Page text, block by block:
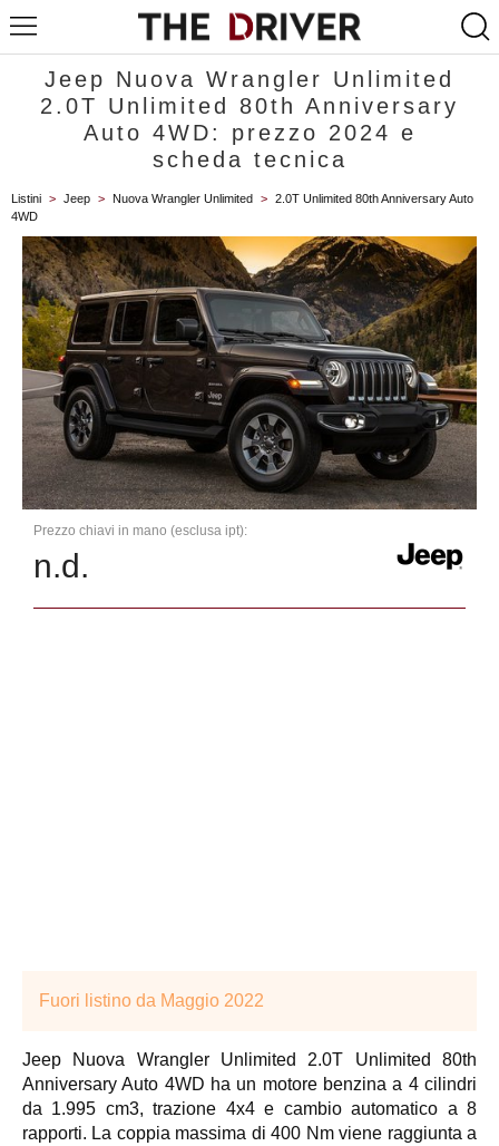
Jeep Nuova Wrangler Unlimited
2.0T Unlimited 80th Anniversary
Auto 4WD: prezzo 2024 e
scheda tecnica
Listini > Jeep > Nuova Wrangler Unlimited > 2.0T Unlimited 80th Anniversary Auto
4WD
Prezzo chiavi in mano (esclusa ipt):
n.d.
Fuori listino da Maggio 2022
Jeep Nuova Wrangler Unlimited 2.0T Unlimited 80th
Anniversary Auto 4WD ha un motore benzina a 4 cilindri
da 1.995 cm3, trazione 4x4 e cambio automatico a 8
rapporti. La coppia massima di 400 Nm viene raggiunta a